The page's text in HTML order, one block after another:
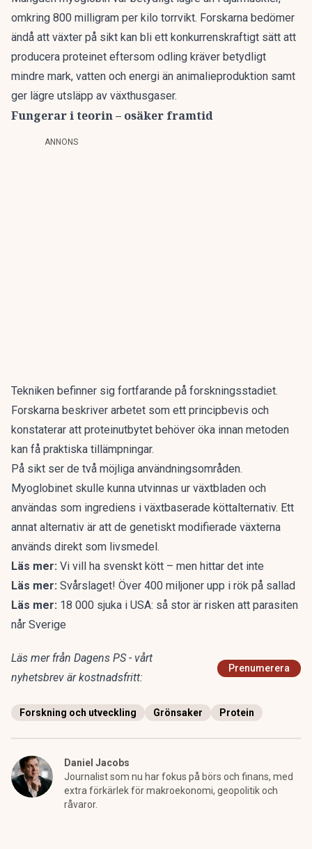
omkring 800 milligram per kilo torrvikt. Forskarna bedömer
ändå att växter på sikt kan bli ett konkurrenskraftigt sätt att
producera proteinet eftersom odling kräver betydligt
mindre mark, vatten och energi än animalieproduktion samt
ger lägre utsläpp av växthusgaser.
Fungerar i teorin – osäker framtid
ANNONS
Tekniken befinner sig fortfarande på forskningsstadiet.
Forskarna beskriver arbetet som ett principbevis och
konstaterar att proteinutbytet behöver öka innan metoden
kan få praktiska tillämpningar.
På sikt ser de två möjliga användningsområden.
Myoglobinet skulle kunna utvinnas ur växtbladen och
användas som ingrediens i växtbaserade köttalternativ. Ett
annat alternativ är att de genetiskt modifierade växterna
används direkt som livsmedel.
Läs mer: Vi vill ha svenskt kött – men hittar det inte
Läs mer: Svårslaget! Över 400 miljoner upp i rök på sallad
Läs mer: 18 000 sjuka i USA: så stor är risken att parasiten
når Sverige
Läs mer från Dagens PS - vårt
nyhetsbrev är kostnadsfritt:
Prenumerera
Forskning och utveckling Grönsaker Protein
Daniel Jacobs
Journalist som nu har fokus på börs och finans, med
extra förkärlek för makroekonomi, geopolitik och
råvaror.